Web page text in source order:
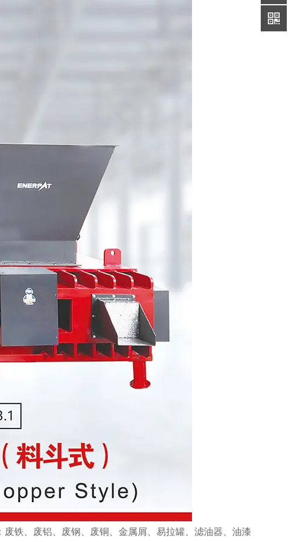
铁、废铝、废钢、废铜、金属屑、易拉罐、滤油器、油漆